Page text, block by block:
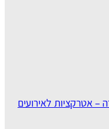
– אטרקציות לאירועים